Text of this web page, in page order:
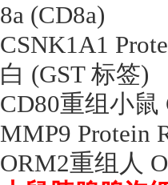
8a (CD8a)
CSNK1A1
白 (GST 标签)
CD80重组小鼠
MMP9 Protein
ORM2重组人